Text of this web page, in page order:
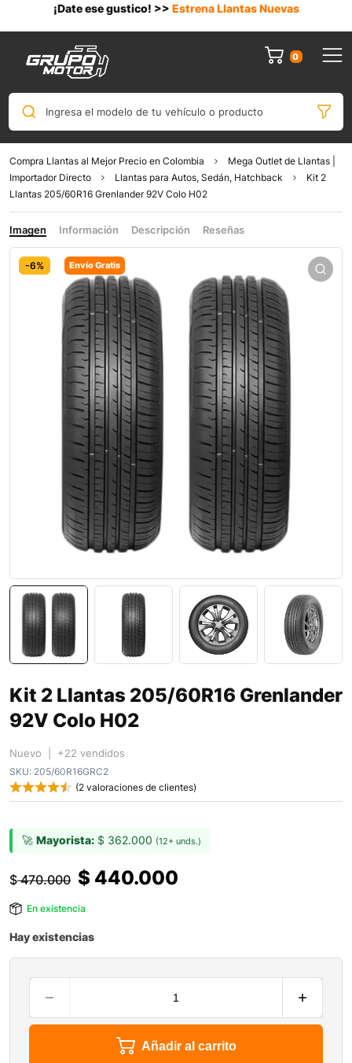
¡Date ese gustico! >> Estrena Llantas Nuevas
0
Ingresa el modelo de tu vehículo o producto
Compra Llantas al Mejor Precio en Colombia
Mega Outlet de Llantas |
Importador Directo
Llantas para Autos, Sedán, Hatchback
Kit 2
Llantas 205/60R16 Grenlander 92V Colo H02
Imagen Información Descripción Reseñas
-6% Envío Gratis
Kit 2 Llantas 205/60R16 Grenlander
92V Colo H02
Nuevo | +22 vendidos
SKU: 205/60R16GRC2
(2 valoraciones de clientes)
🚀 Mayorista: $ 362.000 (12+ unds.)
$470.000 $ 440.000
En existencia
Hay existencias
Añadir al carrito